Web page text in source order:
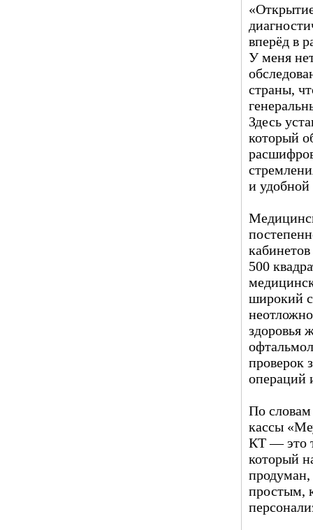
вперёд в
У меня
страны,
Здесь
который
и удобной
500
широкий
здоровья
проверок
операций
По
кассы
КТ — это
который
продуман,
простым,